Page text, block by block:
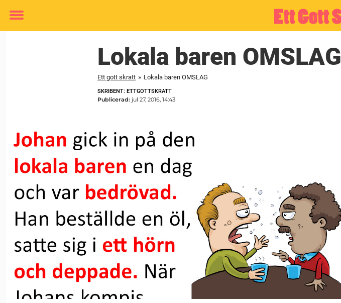
Toggle
Lokala baren OMSLAG
Ett gott skratt » Lokala baren OMSLAG
SKRIBENT: ETTGOTTSKRATT
Publicerad: jul 27, 2016, 14:43